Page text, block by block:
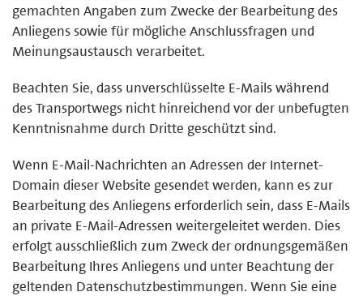
gemachten Angaben zum Zwecke der Bearbeitung des
Anliegens sowie für mögliche Anschlussfragen und
Meinungsaustausch verarbeitet.
Beachten Sie, dass unverschlüsselte E-Mails während
des Transportwegs nicht hinreichend vor der unbefugten
Kenntnisnahme durch Dritte geschützt sind.
Wenn E-Mail-Nachrichten an Adressen der Internet-
Domain dieser Website gesendet werden, kann es zur
Bearbeitung des Anliegens erforderlich sein, dass E-Mails
an private E-Mail-Adressen weitergeleitet werden. Dies
erfolgt ausschließlich zum Zweck der ordnungsgemäßen
Bearbeitung Ihres Anliegens und unter Beachtung der
geltenden Datenschutzbestimmungen. Wenn Sie eine